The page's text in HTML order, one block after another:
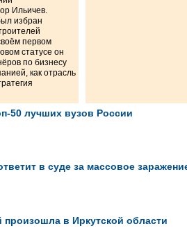
Ильичев.
избран
первом
статусе он
по бизнесу
как отрасль
50 лучших вузов России
в суде за массовое
произошла в Иркутской области